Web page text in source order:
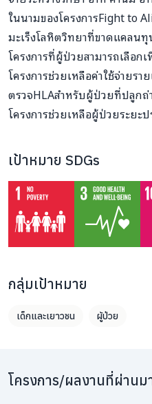
ในนามของโครงการFight to
มะเร็งโลหิตวิทยาที่ขาดแคลน
โครงการที่ผู้ป่วยสามารถเลือก
โครงการช่วยเหลือค่าใช้จ่ายรา
ตรวจHLAสำหรับผู้ป่วยที่ปลูกถ่
โครงการช่วยเหลือผู้ป่วยระยะ
เป้าหมาย SDGs
กลุ่มเป้าหมาย
เด็กและเยาวชน ผู้ป่วย
โครงการ/ผลงานที่ผ่านม